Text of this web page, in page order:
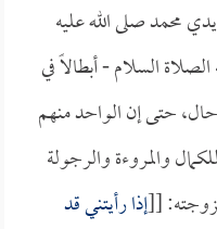
محمد صلى الله عليه
السلام - أبطالاً في
حال، حتى إن الواحد منهم
والمروءة والرجولة
[[إذا رأيتني قد